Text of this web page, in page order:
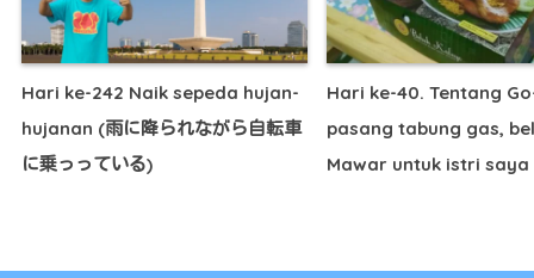
Hari ke-242 Naik sepeda hujan-
hujanan (雨に降られながら自転車
に乗っっている)
Hari ke-40. Tentang
pasang tabung gas,
Mawar untuk istri saya